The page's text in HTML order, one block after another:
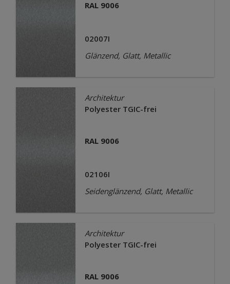
RAL 9006
02007I
Glänzend, Glatt, Metallic
Architektur
Polyester TGIC-frei
RAL 9006
02106I
Seidenglänzend, Glatt, Metallic
Architektur
Polyester TGIC-frei
RAL 9006